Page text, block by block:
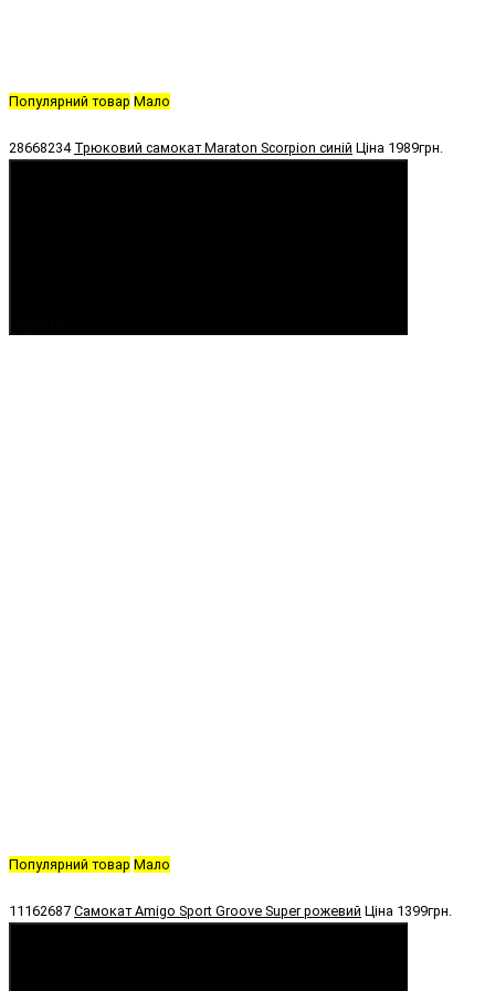
Популярний товар Мало
28668234 Трюковий самокат Maraton Scorpion синій Ціна 1989грн.
Популярний товар Мало
11162687 Самокат Amigo Sport Groove Super рожевий Ціна 1399грн.